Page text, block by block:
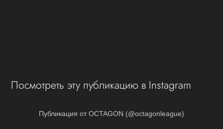
Посмотреть эту публикацию в Instagram
Публикация от OCTAGON (@octagonleague)